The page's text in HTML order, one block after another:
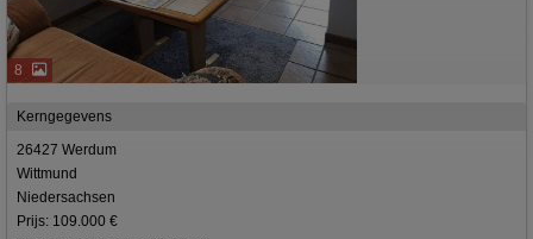
8
Kerngegevens
26427 Werdum
Wittmund
Niedersachsen
Prijs: 109.000 €